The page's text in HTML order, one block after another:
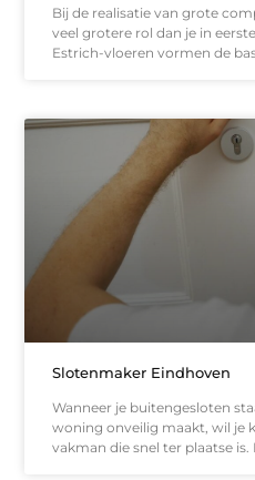
Bij de realisatie van grote
veel grotere rol dan je in
Estrich-vloeren vormen de
Slotenmaker Eindhoven
Wanneer je buitengesloten
woning onveilig maakt, wil je
vakman die snel ter plaatse is.